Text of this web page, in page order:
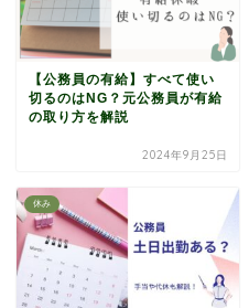
【公務員の有給】すべて使い
切るのはNG？元公務員が有給
の取り方を解説
2024年9月25日
休み